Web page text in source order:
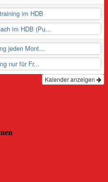
im HDB
im HDB (Pu...
jeden Mont...
nur für Fr...
Kalender anzeigen